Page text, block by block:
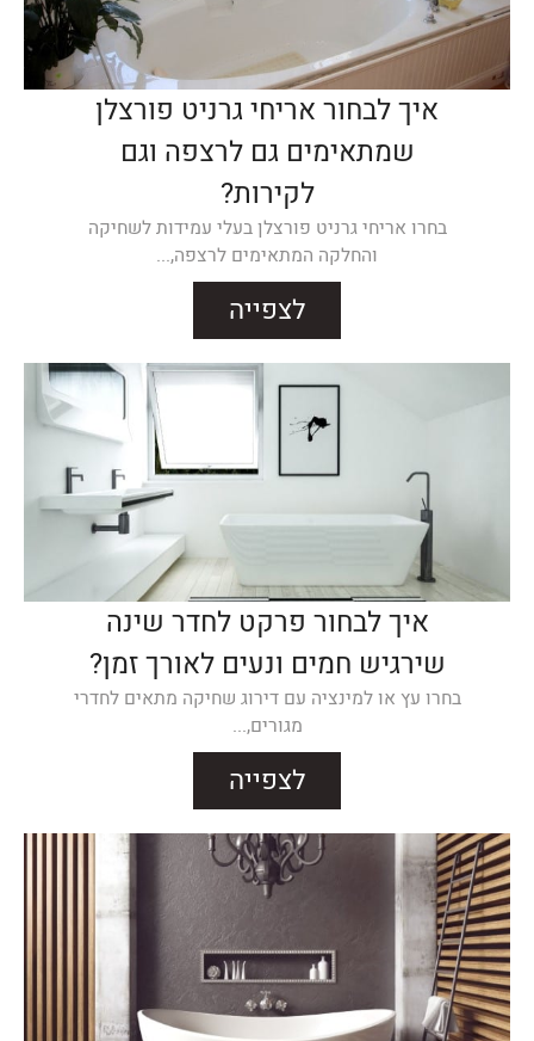
איך לבחור אריחי גרניט פורצלן
שמתאימים גם לרצפה וגם
לקירות?
בחרו אריחי גרניט פורצלן בעלי עמידות לשחיקה
והחלקה המתאימים לרצפה,...
לצפייה
איך לבחור פרקט לחדר שינה
שירגיש חמים ונעים לאורך זמן?
בחרו עץ או למינציה עם דירוג שחיקה מתאים לחדרי
מגורים,...
לצפייה